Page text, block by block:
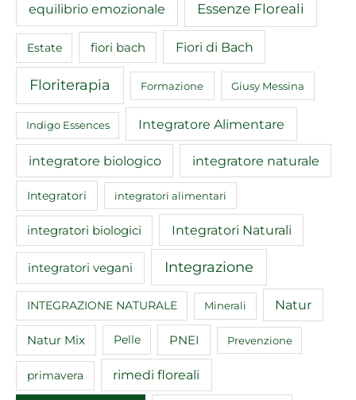
equilibrio emozionale Essenze Floreali
Estate fiori bach Fiori di Bach
Floriterapia Formazione Giusy Messina
Indigo Essences Integratore Alimentare
integratore biologico integratore naturale
Integratori integratori alimentari
integratori biologici Integratori Naturali
integratori vegani Integrazione
INTEGRAZIONE NATURALE Minerali Natur
Natur Mix Pelle PNEI Prevenzione
primavera rimedi floreali